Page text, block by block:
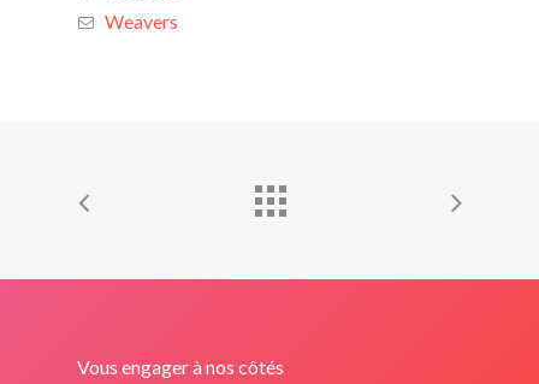
Weavers
Vous engager à nos côtés